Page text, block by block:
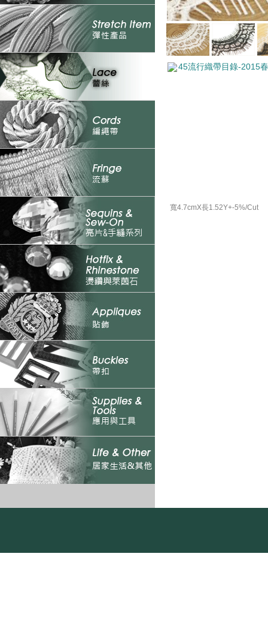
45流行織帶目錄-2015
寬4.7cmX長1.52Y+-5%/Cut